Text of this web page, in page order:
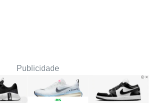
Publicidade